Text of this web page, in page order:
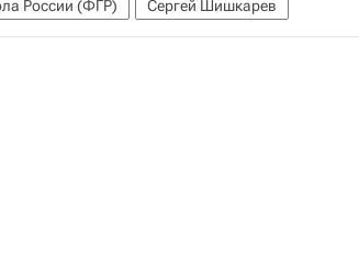
России (ФГР) Сергей Шишкарев